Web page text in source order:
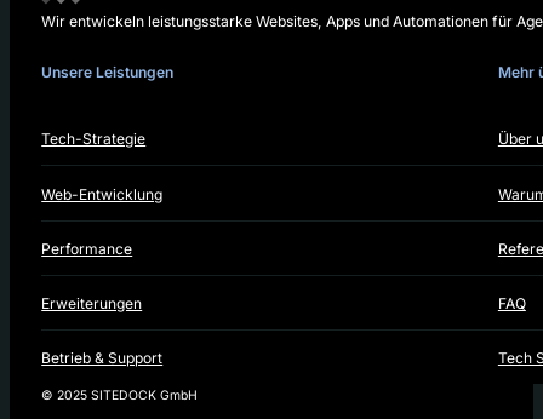
Wir entwickeln leistungsstarke Websites, Apps und Automationen für
Unsere Leistungen
Tech-Strategie
Web-Entwicklung
Performance
Erweiterungen
Betrieb & Support
Mehr
Über
FAQ
Tech
© 2025 SITEDOCK GmbH